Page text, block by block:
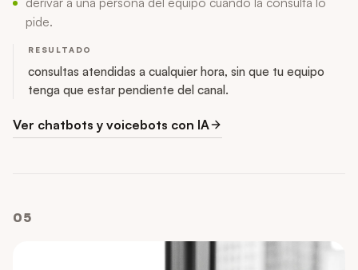
pide.
RESULTADO
consultas atendidas a cualquier hora, sin que tu equipo
tenga que estar pendiente del canal.
Ver chatbots y voicebots con IA
05